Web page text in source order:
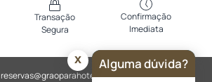
Transação
Segura
Confirmação
Imediata
reservas@graoparahotel.com.br
Alguma dúvida?
x